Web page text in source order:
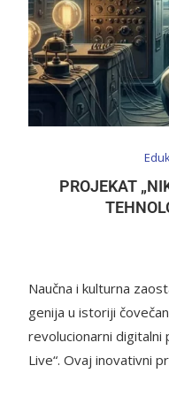
PROJEKAT
Naučna i kulturna
genija u istoriji
revolucionarni digitalni
Live“. Ovaj inovativni